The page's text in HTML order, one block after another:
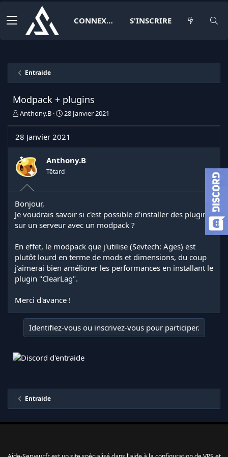
CONNEXION S'INSCRIRE
Entraide
Modpack + plugins
I
t
a
t
e
u
d
e
l
i
s
c
u
s
i
o
Anthony.B
D
e
e
d
é
28 Janvier 2021
28 Janvier 2021
Anthony.B
Têtard
Bonjour,
Je voudrais savoir si c'est possible d'installer des plugins
sur un serveur avec un modpack ?
En effet, le modpack que j'utilise (Sevtech: Ages) est
plutôt lourd en terme de mods et dimensions, du coup
j'aimerai bien améliorer les performances en installant le
plugin "ClearLag".
Merci d'avance !
Identifiez-vous ou inscrivez-vous pour participer.
Entraide